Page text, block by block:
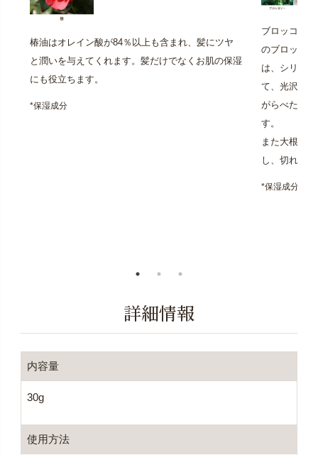
椿油はオレイン酸が84％以上も含まれ、髪にツヤ
と潤いを与えてくれます。髪だけでなくお肌の保湿
にも役立ちます。
*保湿成分
ブロッコリ
のブロッコ
は、シリコ
て、光沢を
がらべたつ
す。
また大根の
し、切れ毛
*保湿成分
詳細情報
内容量
30g
使用方法